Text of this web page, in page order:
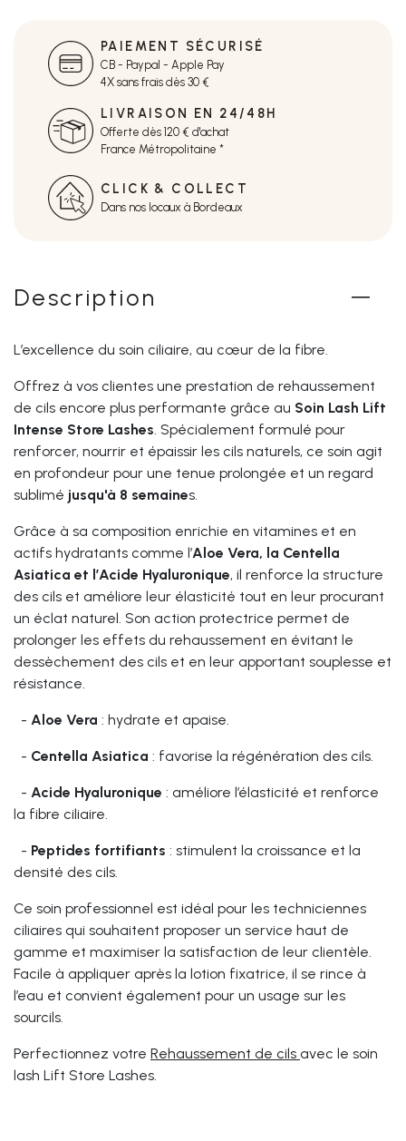
PAIEMENT SÉCURISÉ
CB - Paypal - Apple Pay
4X sans frais dès 30 €
LIVRAISON EN 24/48H
Offerte dès 120 € d'achat
France Métropolitaine *
CLICK & COLLECT
Dans nos locaux à Bordeaux
Description
L’excellence du soin ciliaire, au cœur de la fibre.
Offrez à vos clientes une prestation de rehaussement
de cils encore plus performante grâce au Soin Lash Lift
Intense Store Lashes. Spécialement formulé pour
renforcer, nourrir et épaissir les cils naturels, ce soin agit
en profondeur pour une tenue prolongée et un regard
sublimé jusqu'à 8 semaines.
Grâce à sa composition enrichie en vitamines et en
actifs hydratants comme l’Aloe Vera, la Centella
Asiatica et l’Acide Hyaluronique, il renforce la structure
des cils et améliore leur élasticité tout en leur procurant
un éclat naturel. Son action protectrice permet de
prolonger les effets du rehaussement en évitant le
dessèchement des cils et en leur apportant souplesse et
résistance.
- Aloe Vera : hydrate et apaise.
- Centella Asiatica : favorise la régénération des cils.
- Acide Hyaluronique : améliore l’élasticité et renforce
la fibre ciliaire.
- Peptides fortifiants : stimulent la croissance et la
densité des cils.
Ce soin professionnel est idéal pour les techniciennes
ciliaires qui souhaitent proposer un service haut de
gamme et maximiser la satisfaction de leur clientèle.
Facile à appliquer après la lotion fixatrice, il se rince à
l’eau et convient également pour un usage sur les
sourcils.
Perfectionnez votre Rehaussement de cils avec le soin
lash Lift Store Lashes.